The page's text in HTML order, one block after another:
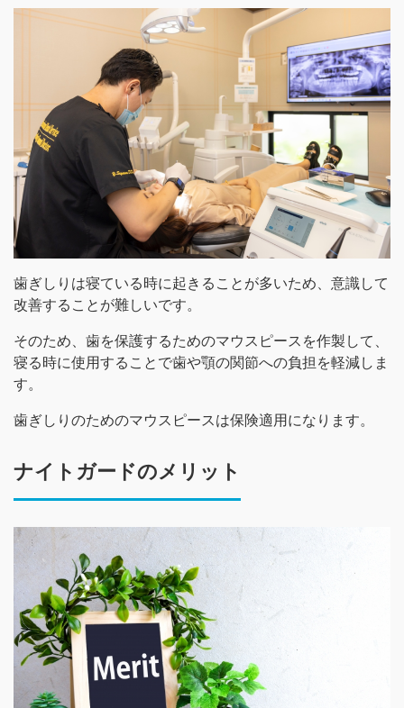
歯ぎしりは寝ている時に起きることが多いため、意識して
改善することが難しいです。
そのため、歯を保護するためのマウスピースを作製して、
寝る時に使用することで歯や顎の関節への負担を軽減しま
す。
歯ぎしりのためのマウスピースは保険適用になります。
ナイトガードのメリット